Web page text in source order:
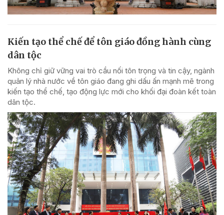
Kiến tạo thể chế để tôn giáo đồng hành cùng
dân tộc
Không chỉ giữ vững vai trò cầu nối tôn trọng và tin cậy, ngành
quản lý nhà nước về tôn giáo đang ghi dấu ấn mạnh mẽ trong
kiến tạo thể chế, tạo động lực mới cho khối đại đoàn kết toàn
dân tộc.